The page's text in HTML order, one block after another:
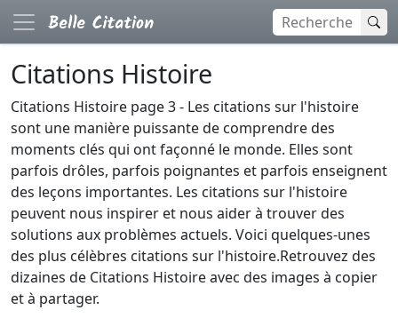
Citations Histoire
Citations Histoire page 3 - Les citations sur l'histoire
sont une manière puissante de comprendre des
moments clés qui ont façonné le monde. Elles sont
parfois drôles, parfois poignantes et parfois enseignent
des leçons importantes. Les citations sur l'histoire
peuvent nous inspirer et nous aider à trouver des
solutions aux problèmes actuels. Voici quelques-unes
des plus célèbres citations sur l'histoire.Retrouvez des
dizaines de Citations Histoire avec des images à copier
et à partager.